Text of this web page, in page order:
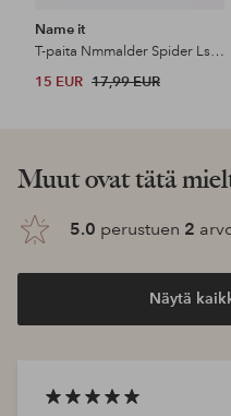
Name it
T-paita Nmmalder Spider Ls Nreg Top Box Mar
15 EUR 17,99 EUR
Muut ovat tätä
5.0 perustuen 2
Näytä